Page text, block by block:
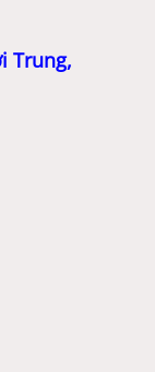
Trung,